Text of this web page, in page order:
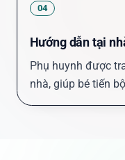
04
Hướng dẫn tại
Phụ huynh được
nhà, giúp bé tiến